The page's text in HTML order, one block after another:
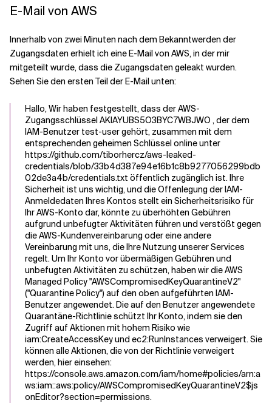
E-Mail von AWS
Innerhalb von zwei Minuten nach dem Bekanntwerden der
Zugangsdaten erhielt ich eine E-Mail von AWS, in der mir
mitgeteilt wurde, dass die Zugangsdaten geleakt wurden.
Sehen Sie den ersten Teil der E-Mail unten:
Hallo, Wir haben festgestellt, dass der AWS-
Zugangsschlüssel AKIAYUBS5O3BYC7WBJWO , der dem
IAM-Benutzer test-user gehört, zusammen mit dem
entsprechenden geheimen Schlüssel online unter
https://github.com/tiborhercz/aws-leaked-
credentials/blob/33b4d387e94e16b1c8b9277056299bdb
02de3a4b/credentials.txt öffentlich zugänglich ist. Ihre
Sicherheit ist uns wichtig, und die Offenlegung der IAM-
Anmeldedaten Ihres Kontos stellt ein Sicherheitsrisiko für
Ihr AWS-Konto dar, könnte zu überhöhten Gebühren
aufgrund unbefugter Aktivitäten führen und verstößt gegen
die AWS-Kundenvereinbarung oder eine andere
Vereinbarung mit uns, die Ihre Nutzung unserer Services
regelt. Um Ihr Konto vor übermäßigen Gebühren und
unbefugten Aktivitäten zu schützen, haben wir die AWS
Managed Policy "AWSCompromisedKeyQuarantineV2"
("Quarantine Policy") auf den oben aufgeführten IAM-
Benutzer angewendet. Die auf den Benutzer angewendete
Quarantäne-Richtlinie schützt Ihr Konto, indem sie den
Zugriff auf Aktionen mit hohem Risiko wie
iam:CreateAccessKey und ec2:RunInstances verweigert. Sie
können alle Aktionen, die von der Richtlinie verweigert
werden, hier einsehen:
https://console.aws.amazon.com/iam/home#policies/arn:a
ws:iam::aws:policy/AWSCompromisedKeyQuarantineV2$js
onEditor?section=permissions.